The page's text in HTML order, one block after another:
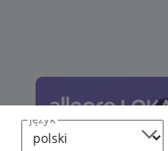
język